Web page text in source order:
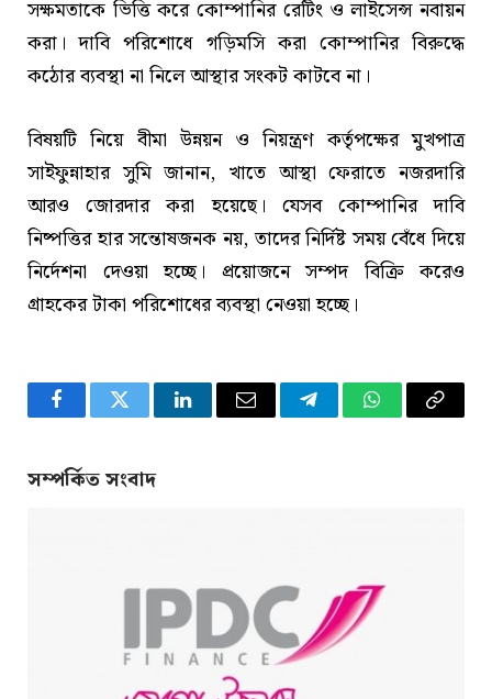
সক্ষমতাকে ভিত্তি করে কোম্পানির রেটিং ও লাইসেন্স নবায়ন
করা। দাবি পরিশোধে গড়িমসি করা কোম্পানির বিরুদ্ধে
কঠোর ব্যবস্থা না নিলে আস্থার সংকট কাটবে না।
বিষয়টি নিয়ে বীমা উন্নয়ন ও নিয়ন্ত্রণ কর্তৃপক্ষের মুখপাত্র
সাইফুন্নাহার সুমি জানান, খাতে আস্থা ফেরাতে নজরদারি
আরও জোরদার করা হয়েছে। যেসব কোম্পানির দাবি
নিষ্পত্তির হার সন্তোষজনক নয়, তাদের নির্দিষ্ট সময় বেঁধে দিয়ে
নির্দেশনা দেওয়া হচ্ছে। প্রয়োজনে সম্পদ বিক্রি করেও
গ্রাহকের টাকা পরিশোধের ব্যবস্থা নেওয়া হচ্ছে।
FacebookTwitter LinkedInEmail TelegramWhatsApp
Copy
সম্পর্কিত সংবাদ